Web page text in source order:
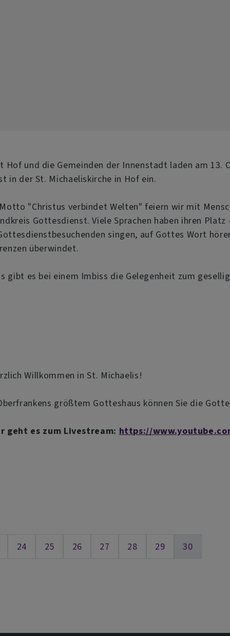
Hof und die Gemeinden der Innenstadt laden am
in der St. Michaeliskirche in Hof ein.
"Christus verbindet Welten" feiern wir mit
Gottesdienst. Viele Sprachen haben ihren
singen, auf Gottes Wort
überwindet.
gibt es bei einem Imbiss die Gelegenheit zum
Willkommen in St. Michaelis!
größtem Gotteshaus können Sie die
geht es zum Livestream: https://
Seite
24 Seite
25 Seite
26 Seite
27 Seite
28 Seite
29 Aktuelle
30